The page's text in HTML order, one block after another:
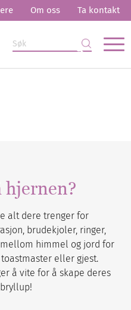
Om oss Ta kontakt
hjernen?
alt dere trenger for
brudekjoler, ringer,
himmel og jord for
eller gjest.
å vite for å skape deres